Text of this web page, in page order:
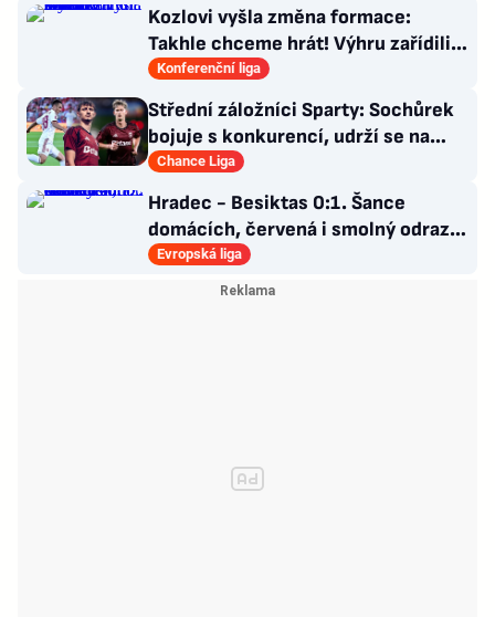
Kozlovi vyšla změna formace:
Takhle chceme hrát! Výhru zařídili
sváteční hlavičkáři
Konferenční liga
Střední záložníci Sparty: Sochůrek
bojuje s konkurencí, udrží se na
Letné Hollý?
Chance Liga
Hradec - Besiktas 0:1. Šance
domácích, červená i smolný odraz.
Votroci budou dotahovat
Evropská liga